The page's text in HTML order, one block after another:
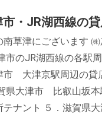
・JR湖西線の
草津にございます
市のJR湖西線の各駅
市 大津京駅周辺の
県大津市 比叡山坂
テナント ５．滋賀県